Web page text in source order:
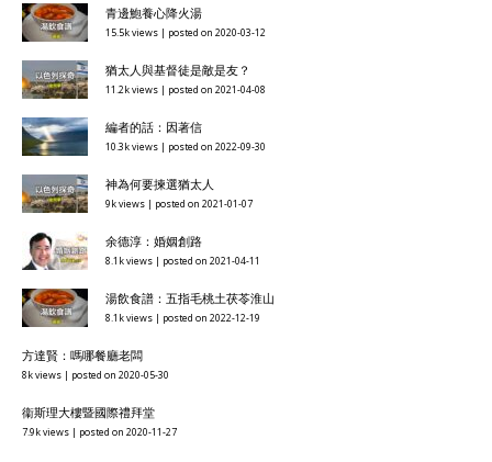
青邊鮑養心降火湯
15.5k views | posted on 2020-03-12
猶太人與基督徒是敵是友？
11.2k views | posted on 2021-04-08
編者的話：因著信
10.3k views | posted on 2022-09-30
神為何要揀選猶太人
9k views | posted on 2021-01-07
余德淳：婚姻創路
8.1k views | posted on 2021-04-11
湯飲食譜：五指毛桃土茯苓淮山
8.1k views | posted on 2022-12-19
方達賢：嗎哪餐廳老闆
8k views | posted on 2020-05-30
衞斯理大樓暨國際禮拜堂
7.9k views | posted on 2020-11-27